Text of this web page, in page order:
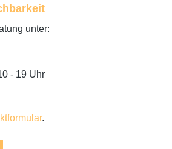
unter:
- 19 Uhr
.